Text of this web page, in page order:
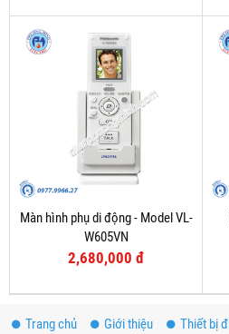
Màn hình phụ di động - Model VL-
W605VN
2,680,000 đ
Trang chủ Giới thiệu Thiết bị